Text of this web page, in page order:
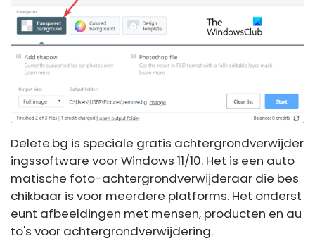
Delete.bg is speciale gratis achtergrondverwijder
ingssoftware voor Windows 11/10. Het is een auto
matische foto-achtergrondverwijderaar die bes
chikbaar is voor meerdere platforms. Het onderst
eunt afbeeldingen met mensen, producten en au
to's voor achtergrondverwijdering.